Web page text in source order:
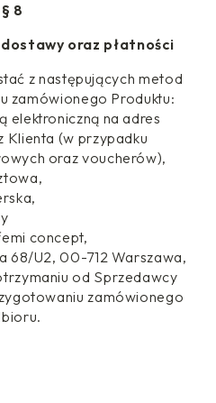
§ 8
oraz płatności
z następujących metod
zamówionego Produktu:
elektroniczną na adres
Klienta (w przypadku
oraz voucherów),
concept,
68/U2, 00-712 Warszawa,
od Sprzedawcy
zamówionego